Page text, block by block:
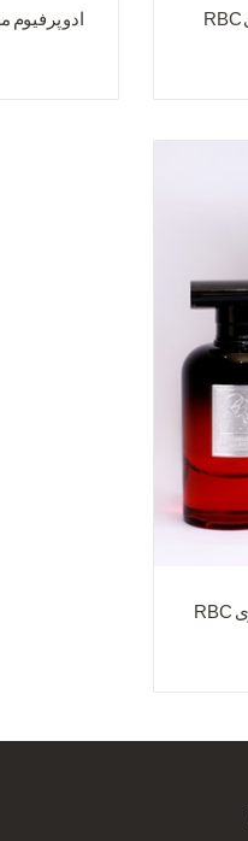
ادو پرفیوم زنانه پشنیت آر بی سی استوری RBC
ادو پرفیوم مردانه لاجیکال آر بی سی استوری RBC